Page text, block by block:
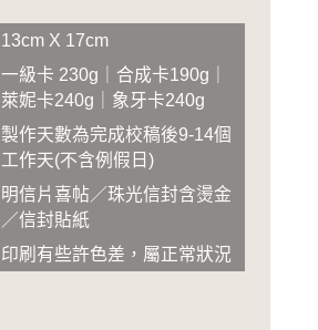
13cm X 17cm
一級卡 230g｜合成卡190g｜
萊妮卡240g｜象牙卡240g
製作天數為完成校稿後9-14個
工作天(不含例假日)
明信片喜帖／珠光信封含燙金
／信封貼紙
印刷有些許色差，屬正常狀況